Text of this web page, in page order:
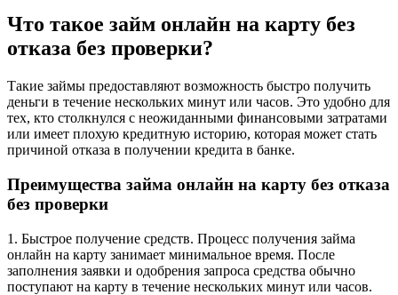
Что такое займ онлайн на карту без
отказа без проверки?
Такие займы предоставляют возможность быстро получить
деньги в течение нескольких минут или часов. Это удобно для
тех, кто столкнулся с неожиданными финансовыми затратами
или имеет плохую кредитную историю, которая может стать
причиной отказа в получении кредита в банке.
Преимущества займа онлайн на карту без отказа
без проверки
1. Быстрое получение средств. Процесс получения займа
онлайн на карту занимает минимальное время. После
заполнения заявки и одобрения запроса средства обычно
поступают на карту в течение нескольких минут или часов.